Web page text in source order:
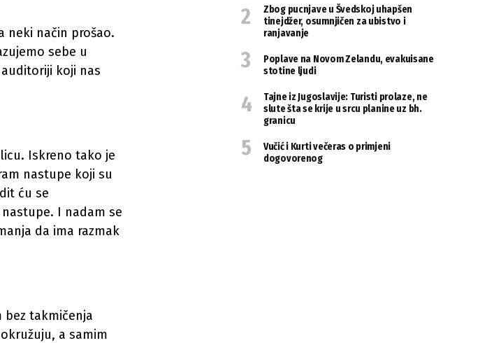
neki način prošao.
sebe u
koji nas
Iskreno tako je
nastupe koji su
ću se
I nadam se
da ima razmak
takmičenja
a samim
Zbog pucnjave u Švedskoj uhapšen
tinejdžer, osumnjičen za ubistvo i
ranjavanje
Poplave na Novom Zelandu, evakuisane
stotine ljudi
Tajne iz Jugoslavije: Turisti prolaze, ne
slute šta se krije u srcu planine uz bh.
granicu
Vučić i Kurti večeras o primjeni
dogovorenog